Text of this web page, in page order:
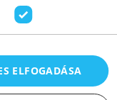
ELFOGADÁSA